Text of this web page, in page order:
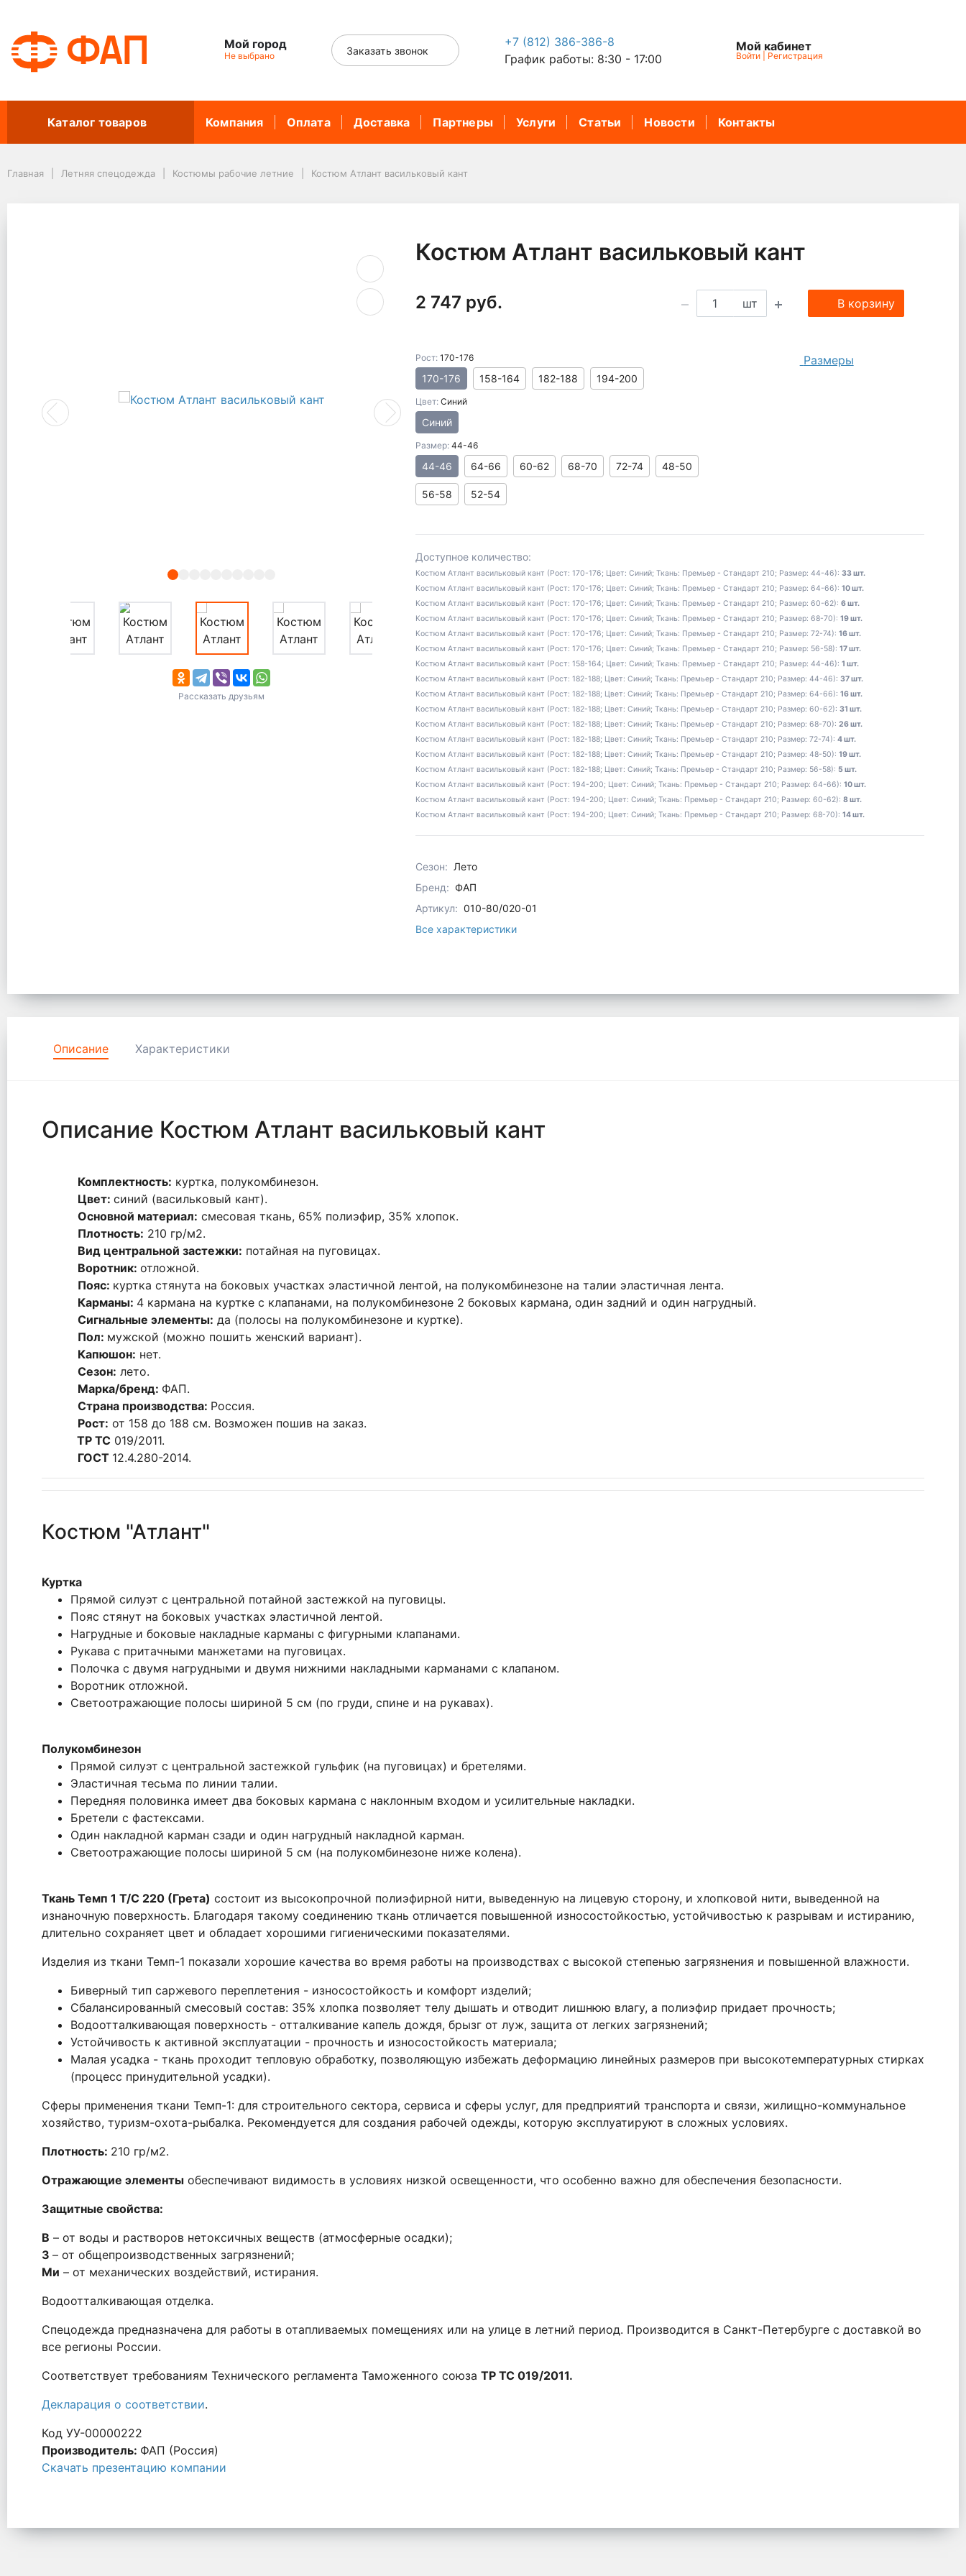
Мой город
Не выбрано Заказать звонок
+7 (812) 386-386-8
График работы: 8:30 - 17:00
Мой кабинет
Войти| Регистрация
Каталог товаров Компания Оплата Доставка Партнеры Услуги Статьи Новости Контакты
Главная Летняя спецодежда Костюмы рабочие летние Костюм Атлант васильковый кант
Previous Next
Рассказать друзьям
Костюм Атлант васильковый кант
2 747 руб. шт В корзину
Рост: 170-176
170-176 158-164 182-188 194-200
Цвет: Синий
Синий
Размер: 44-46
44-46 64-66 60-62 68-70 72-74 48-50
56-58 52-54
Размеры
Доступное количество:
Костюм Атлант васильковый кант (Рост: 170-176; Цвет: Синий; Ткань: Премьер - Стандарт 210; Размер: 44-46): 33 шт.
Костюм Атлант васильковый кант (Рост: 170-176; Цвет: Синий; Ткань: Премьер - Стандарт 210; Размер: 64-66): 10 шт.
Костюм Атлант васильковый кант (Рост: 170-176; Цвет: Синий; Ткань: Премьер - Стандарт 210; Размер: 60-62): 6 шт.
Костюм Атлант васильковый кант (Рост: 170-176; Цвет: Синий; Ткань: Премьер - Стандарт 210; Размер: 68-70): 19 шт.
Костюм Атлант васильковый кант (Рост: 170-176; Цвет: Синий; Ткань: Премьер - Стандарт 210; Размер: 72-74): 16 шт.
Костюм Атлант васильковый кант (Рост: 170-176; Цвет: Синий; Ткань: Премьер - Стандарт 210; Размер: 56-58): 17 шт.
Костюм Атлант васильковый кант (Рост: 158-164; Цвет: Синий; Ткань: Премьер - Стандарт 210; Размер: 44-46): 1 шт.
Костюм Атлант васильковый кант (Рост: 182-188; Цвет: Синий; Ткань: Премьер - Стандарт 210; Размер: 44-46): 37 шт.
Костюм Атлант васильковый кант (Рост: 182-188; Цвет: Синий; Ткань: Премьер - Стандарт 210; Размер: 64-66): 16 шт.
Костюм Атлант васильковый кант (Рост: 182-188; Цвет: Синий; Ткань: Премьер - Стандарт 210; Размер: 60-62): 31 шт.
Костюм Атлант васильковый кант (Рост: 182-188; Цвет: Синий; Ткань: Премьер - Стандарт 210; Размер: 68-70): 26 шт.
Костюм Атлант васильковый кант (Рост: 182-188; Цвет: Синий; Ткань: Премьер - Стандарт 210; Размер: 72-74): 4 шт.
Костюм Атлант васильковый кант (Рост: 182-188; Цвет: Синий; Ткань: Премьер - Стандарт 210; Размер: 48-50): 19 шт.
Костюм Атлант васильковый кант (Рост: 182-188; Цвет: Синий; Ткань: Премьер - Стандарт 210; Размер: 56-58): 5 шт.
Костюм Атлант васильковый кант (Рост: 194-200; Цвет: Синий; Ткань: Премьер - Стандарт 210; Размер: 64-66): 10 шт.
Костюм Атлант васильковый кант (Рост: 194-200; Цвет: Синий; Ткань: Премьер - Стандарт 210; Размер: 60-62): 8 шт.
Костюм Атлант васильковый кант (Рост: 194-200; Цвет: Синий; Ткань: Премьер - Стандарт 210; Размер: 68-70): 14 шт.
Сезон: Лето
Бренд: ФАП
Артикул: 010-80/020-01
Все характеристики
Описание Характеристики
Описание Костюм Атлант васильковый кант
Комплектность: куртка, полукомбинезон.
Цвет: синий (васильковый кант).
Основной материал: смесовая ткань, 65% полиэфир, 35% хлопок.
Плотность: 210 гр/м2.
Вид центральной застежки: потайная на пуговицах.
Воротник: отложной.
Пояс: куртка стянута на боковых участках эластичной лентой, на полукомбинезоне на талии эластичная лента.
Карманы: 4 кармана на куртке с клапанами, на полукомбинезоне 2 боковых кармана, один задний и один нагрудный.
Сигнальные элементы: да (полосы на полукомбинезоне и куртке).
Пол: мужской (можно пошить женский вариант).
Капюшон: нет.
Сезон: лето.
Марка/бренд: ФАП.
Страна производства: Россия.
Рост: от 158 до 188 см. Возможен пошив на заказ.
ТР ТС 019/2011.
ГОСТ 12.4.280-2014.
Костюм "Атлант"
Куртка
Прямой силуэт с центральной потайной застежкой на пуговицы.
Пояс стянут на боковых участках эластичной лентой.
Нагрудные и боковые накладные карманы с фигурными клапанами.
Рукава с притачными манжетами на пуговицах.
Полочка с двумя нагрудными и двумя нижними накладными карманами с клапаном.
Воротник отложной.
Светоотражающие полосы шириной 5 см (по груди, спине и на рукавах).
Полукомбинезон
Прямой силуэт с центральной застежкой гульфик (на пуговицах) и бретелями.
Эластичная тесьма по линии талии.
Передняя половинка имеет два боковых кармана с наклонным входом и усилительные накладки.
Бретели с фастексами.
Один накладной карман сзади и один нагрудный накладной карман.
Светоотражающие полосы шириной 5 см (на полукомбинезоне ниже колена).
Ткань Темп 1 Т/С 220 (Грета) состоит из высокопрочной полиэфирной нити, выведенную на лицевую сторону, и хлопковой нити, выведенной на
изнаночную поверхность. Благодаря такому соединению ткань отличается повышенной износостойкостью, устойчивостью к разрывам и истиранию,
длительно сохраняет цвет и обладает хорошими гигиеническими показателями.
Изделия из ткани Темп-1 показали хорошие качества во время работы на производствах с высокой степенью загрязнения и повышенной влажности.
Биверный тип саржевого переплетения - износостойкость и комфорт изделий;
Сбалансированный смесовый состав: 35% хлопка позволяет телу дышать и отводит лишнюю влагу, а полиэфир придает прочность;
Водоотталкивающая поверхность - отталкивание капель дождя, брызг от луж, защита от легких загрязнений;
Устойчивость к активной эксплуатации - прочность и износостойкость материала;
Малая усадка - ткань проходит тепловую обработку, позволяющую избежать деформацию линейных размеров при высокотемпературных стирках
(процесс принудительной усадки).
Сферы применения ткани Темп-1: для строительного сектора, сервиса и сферы услуг, для предприятий транспорта и связи, жилищно-коммунальное
хозяйство, туризм-охота-рыбалка. Рекомендуется для создания рабочей одежды, которую эксплуатируют в сложных условиях.
Плотность: 210 гр/м2.
Отражающие элементы обеспечивают видимость в условиях низкой освещенности, что особенно важно для обеспечения безопасности.
Защитные свойства:
В – от воды и растворов нетоксичных веществ (атмосферные осадки);
З – от общепроизводственных загрязнений;
Ми – от механических воздействий, истирания.
Водоотталкивающая отделка.
Cпецодежда предназначена для работы в отапливаемых помещениях или на улице в летний период. Производится в Санкт-Петербурге с доставкой во
все регионы России.
Соответствует требованиям Технического регламента Таможенного союза ТР ТС 019/2011.
Декларация о соответствии.
Код УУ-00000222
Производитель: ФАП (Россия)
Скачать презентацию компании